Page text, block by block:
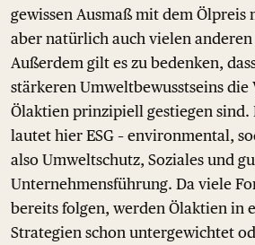
gewissen Ausmaß mit dem
aber natürlich auch vielen
Außerdem gilt es zu bedenken,
stärkeren Umweltbewusstseins die
Ölaktien prinzipiell gestiegen sind.
lautet hier ESG – environmental,
also Umweltschutz, Soziales und
Unternehmensführung. Da viele
bereits folgen, werden Ölaktien in
Strategien schon untergewichtet